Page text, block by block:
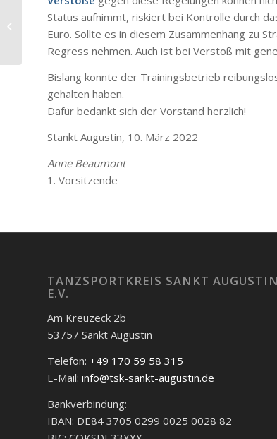
Status aufnimmt, riskiert bei Kontrolle durch
Euro. Sollte es in diesem Zusammenhang zu
Regress nehmen. Auch ist bei Verstoß mit
Bislang konnte der Trainingsbetrieb
gehalten haben.
Dafür bedankt sich der Vorstand herzlich!
Stankt Augustin, 10. März 2022
Anne Beaumont
1. Vorsitzende
TANZSPORTKREIS SANKT AUGUSTIN
E.V.
Am Kreuzeck 2b
53757 Sankt Augustin
Telefon: +49 170 59 58 315
E-Mail: info@tsk-sankt-augustin.de
Bankverbindung:
IBAN: DE84 3705 0299 0025 0028 82
Neue Regelungen ab
13. Januar 2022